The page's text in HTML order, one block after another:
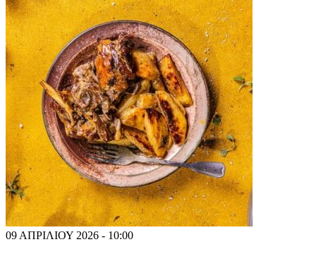
09 ΑΠΡΙΛΙΟΥ 2026 - 10:00